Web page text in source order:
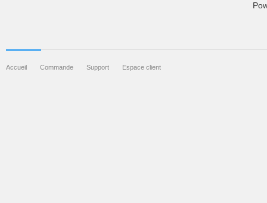
Accueil Commande Support Espace client